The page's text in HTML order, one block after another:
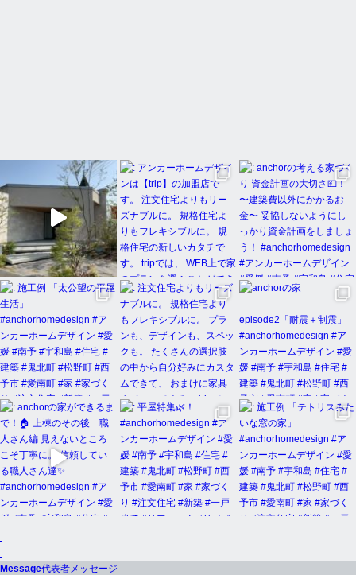
Message代表者メッセージ